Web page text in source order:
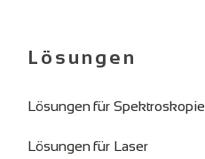
Lösungen
Lösungen für Spektroskopie
Lösungen für Laser